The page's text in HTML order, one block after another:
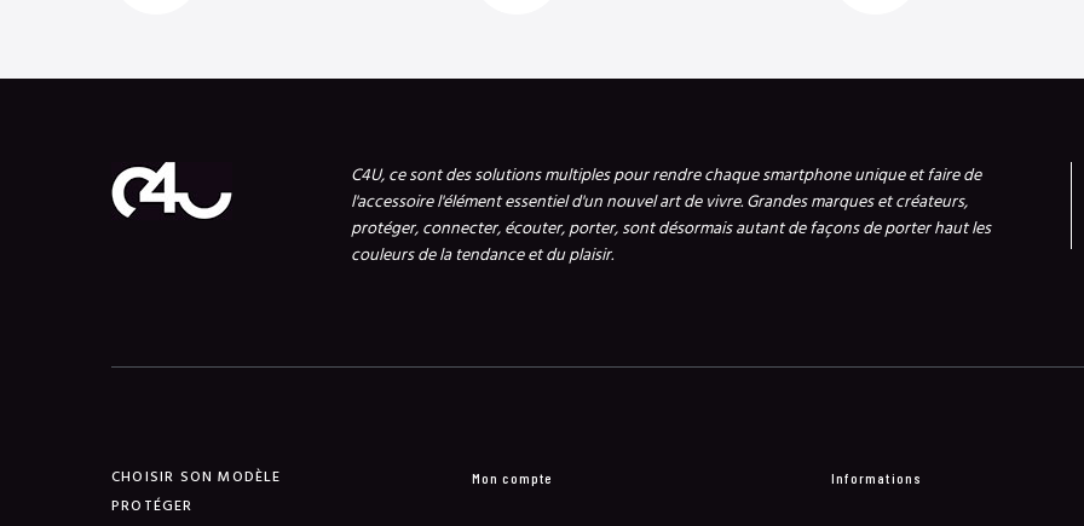
C4U, ce sont des solutions multiples pour rendre chaque smartphone unique et faire de
l'accessoire l'élément essentiel d'un nouvel art de vivre. Grandes marques et créateurs,
protéger, connecter, écouter, porter, sont désormais autant de façons de porter haut les
couleurs de la tendance et du plaisir.
CHOISIR SON MODÈLE
PROTÉGER
Mon compte Informations